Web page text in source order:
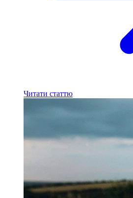
Читати статтю